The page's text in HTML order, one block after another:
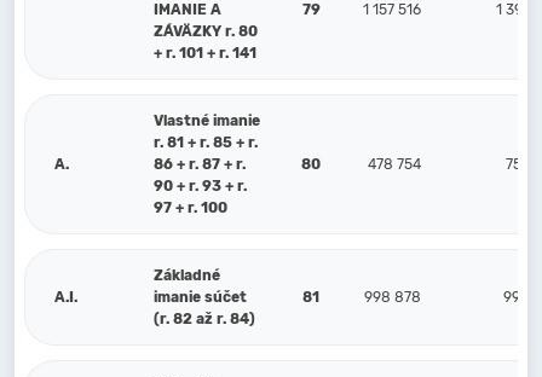
IMANIE A
ZÁVÄZKY r. 80
+ r. 101 + r. 141
79 1 157 516 1 394
A.
Vlastné imanie
r. 81 + r. 85 + r.
86 + r. 87 + r.
90 + r. 93 + r.
97 + r. 100
80 478 754 755
A.I.
Základné
imanie súčet
(r. 82 až r. 84)
81 998 878 998